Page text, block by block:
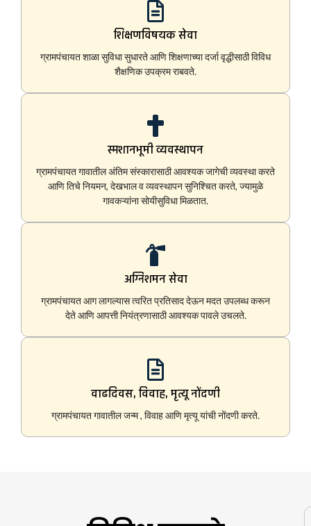
शिक्षणविषयक सेवा
ग्रामपंचायत शाळा सुविधा सुधारते आणि शिक्षणाच्या दर्जा वृद्धीसाठी विविध
शैक्षणिक उपक्रम राबवते.
स्मशानभूमी व्यवस्थापन
ग्रामपंचायत गावातील अंतिम संस्कारासाठी आवश्यक जागेची व्यवस्था करते
आणि तिचे नियमन, देखभाल व व्यवस्थापन सुनिश्चित करते, ज्यामुळे
गावकऱ्यांना सोयीसुविधा मिळतात.
अग्निशमन सेवा
ग्रामपंचायत आग लागल्यास त्वरित प्रतिसाद देऊन मदत उपलब्ध करून
देते आणि आपत्ती नियंत्रणासाठी आवश्यक पावले उचलते.
वाढदिवस, विवाह, मृत्यू नोंदणी
ग्रामपंचायत गावातील जन्म , विवाह आणि मृत्यू यांची नोंदणी करते.